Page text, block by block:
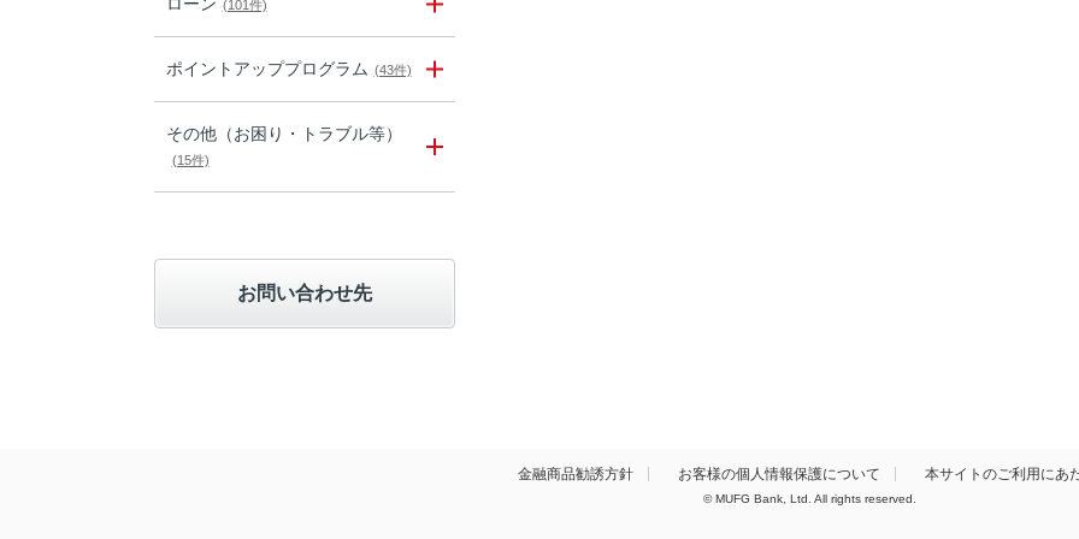
(101件)
ポイントアッププログラム (43件)
その他（お困り・トラブル等）
(15件)
お問い合わせ先
金融商品勧誘方針 お客様の個人情報保護について 本サイトのご利用にあ
© MUFG Bank, Ltd. All rights reserved.